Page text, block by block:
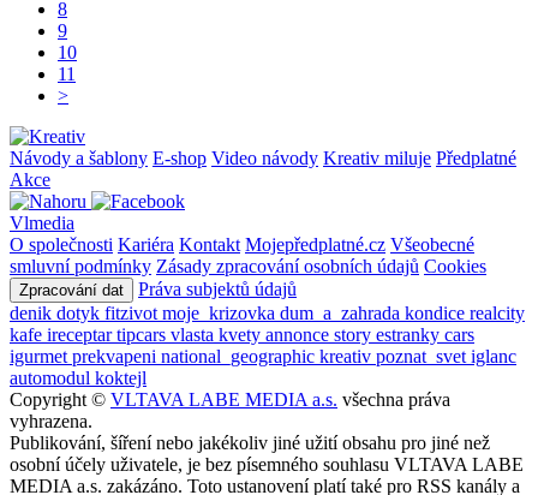
8
9
10
11
>
Návody a šablony E-shop Video návody Kreativ miluje Předplatné
Akce
Vlmedia
O společnosti Kariéra Kontakt Mojepředplatné.cz Všeobecné
smluvní podmínky Zásady zpracování osobních údajů Cookies
Zpracování dat
Práva subjektů údajů
denik dotyk fitzivot moje_krizovka dum_a_zahrada kondice realcity
kafe ireceptartipcars vlasta kvety annonce story estranky cars
igurmet prekvapeni national_geographic kreativ poznat_svet iglanc
automodul koktejl
Copyright © VLTAVA LABE MEDIA a.s. všechna práva
vyhrazena.
Publikování, šíření nebo jakékoliv jiné užití obsahu pro jiné než
osobní účely uživatele, je bez písemného souhlasu VLTAVA LABE
MEDIA a.s. zakázáno. Toto ustanovení platí také pro RSS kanály a